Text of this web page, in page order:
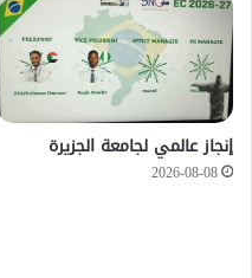
إنجاز عالمي لجامعة الجزيرة
2026-08-08